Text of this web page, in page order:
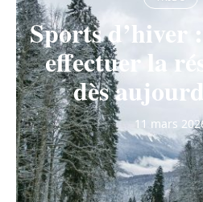
Sports d’hiver
effectuer la
dès
11 mars